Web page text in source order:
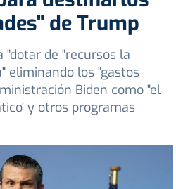
de Trump
"dotar de "recursos la
eliminando los "gastos
Biden como "el
y otros programas